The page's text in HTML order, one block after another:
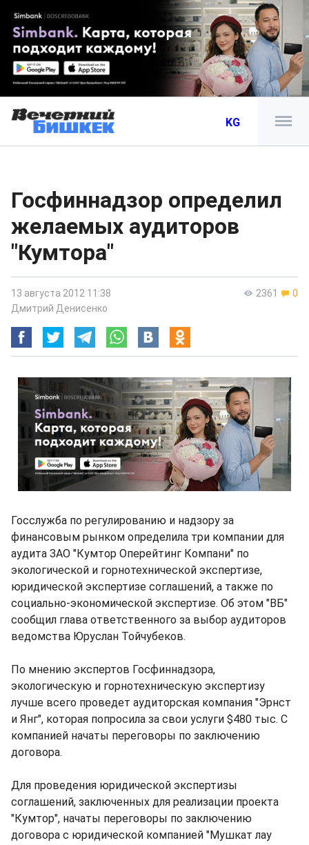
KG
Госфиннадзор определил
желаемых аудиторов
"Кумтора"
2361 0
13 августа 2012 11:38
Дмитрий Денисенко
Госслужба по регулированию и надзору за
финансовым рынком определила три компании для
аудита ЗАО "Кумтор Оперейтинг Компани" по
экологической и горнотехнической экспертизе,
юридической экспертизе соглашений, а также по
социально-экономической экспертизе. Об этом "ВБ"
сообщил глава ответственного за выбор аудиторов
ведомства Юруслан Тойчубеков.
По мнению экспертов Госфиннадзора,
экологическую и горнотехническую экспертизу
лучше всего проведет аудиторская компания "Эрнст
и Янг", которая попросила за свои услуги $480 тыс. С
компанией начаты переговоры по заключению
договора.
Для проведения юридической экспертизы
соглашений, заключенных для реализации проекта
"Кумтор", начаты переговоры по заключению
договора с юридической компанией "Мушкат лау